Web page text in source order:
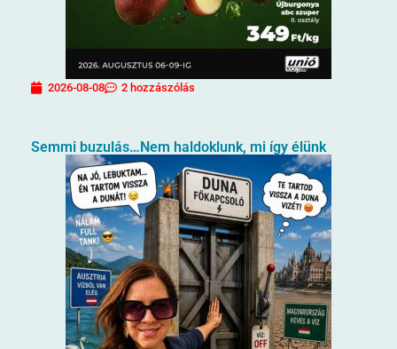
2026-08-08 2 hozzászólás
Semmi buzulás…Nem haldoklunk, mi így élünk